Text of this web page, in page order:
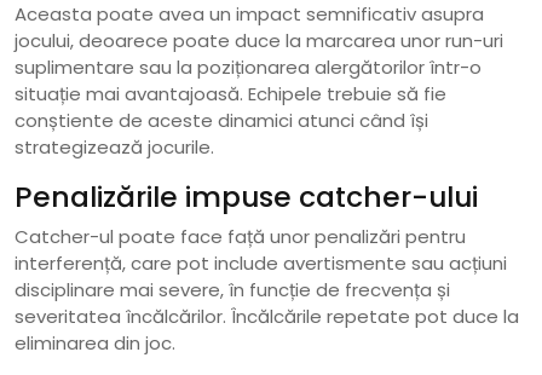
Aceasta poate avea un impact semnificativ asupra
jocului, deoarece poate duce la marcarea unor run-uri
suplimentare sau la poziționarea alergătorilor într-o
situație mai avantajoasă. Echipele trebuie să fie
conștiente de aceste dinamici atunci când își
strategizează jocurile.
Penalizările impuse catcher-ului
Catcher-ul poate face față unor penalizări pentru
interferență, care pot include avertismente sau acțiuni
disciplinare mai severe, în funcție de frecvența și
severitatea încălcărilor. Încălcările repetate pot duce la
eliminarea din joc.